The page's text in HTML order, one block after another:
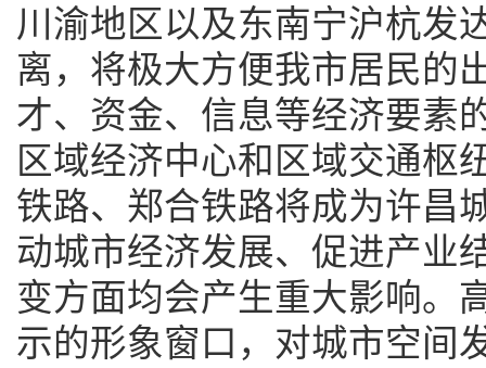
川渝地区以及东南宁沪杭发
离，将极大方便我市居民的
才、资金、信息等经济要素
区域经济中心和区域交通枢
铁路、郑合铁路将成为许昌
动城市经济发展、促进产业
变方面均会产生重大影响。
示的形象窗口，对城市空间